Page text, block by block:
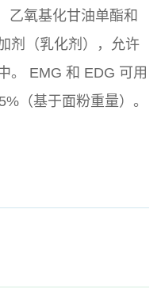
乙氧基化甘油单酯和
剂（乳化剂），允许
。 EMG 和 EDG 可用
（基于面粉重量）。